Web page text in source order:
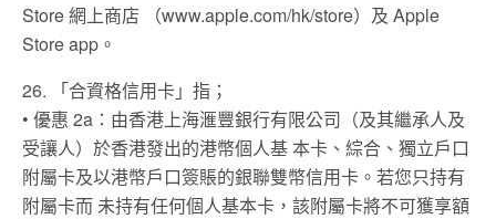
Store 網上商店 （www.apple.com/hk/store）及 Apple
Store app。
26. 「合資格信⽤卡」指；
• 優惠 2a：由香港上海滙豐銀⾏有限公司（及其繼承⼈及
受讓⼈）於香港發出的港幣個⼈基 本卡、綜合、獨立⼾⼝
附屬卡及以港幣⼾⼝簽賬的銀聯雙幣信⽤卡。若您只持有
附屬卡⽽ 未持有任何個⼈基本卡，該附屬卡將不可獲享額